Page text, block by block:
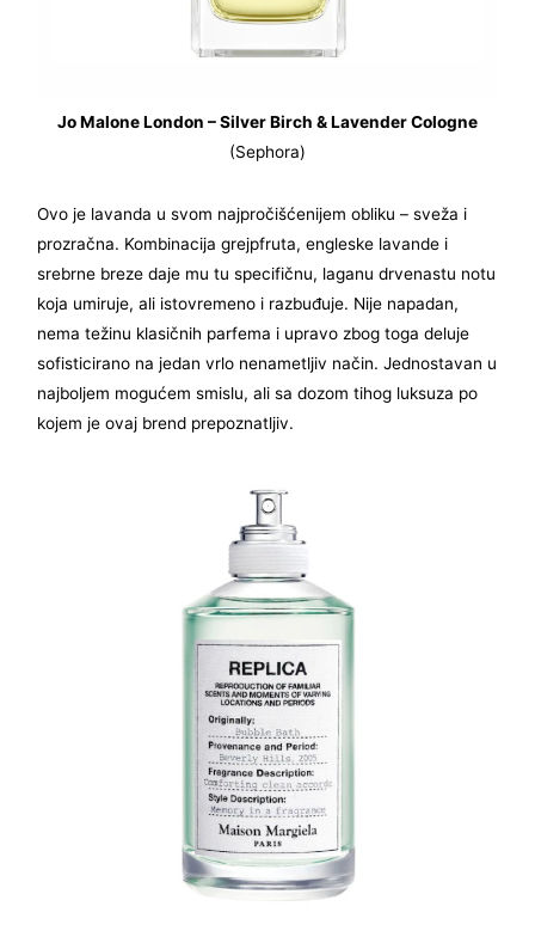
Jo Malone London – Silver Birch & Lavender Cologne
(Sephora)
Ovo je lavanda u svom najpročišćenijem obliku – sveža i
prozračna. Kombinacija grejpfruta, engleske lavande i
srebrne breze daje mu tu specifičnu, laganu drvenastu notu
koja umiruje, ali istovremeno i razbuđuje. Nije napadan,
nema težinu klasičnih parfema i upravo zbog toga deluje
sofisticirano na jedan vrlo nenametljiv način. Jednostavan u
najboljem mogućem smislu, ali sa dozom tihog luksuza po
kojem je ovaj brend prepoznatljiv.